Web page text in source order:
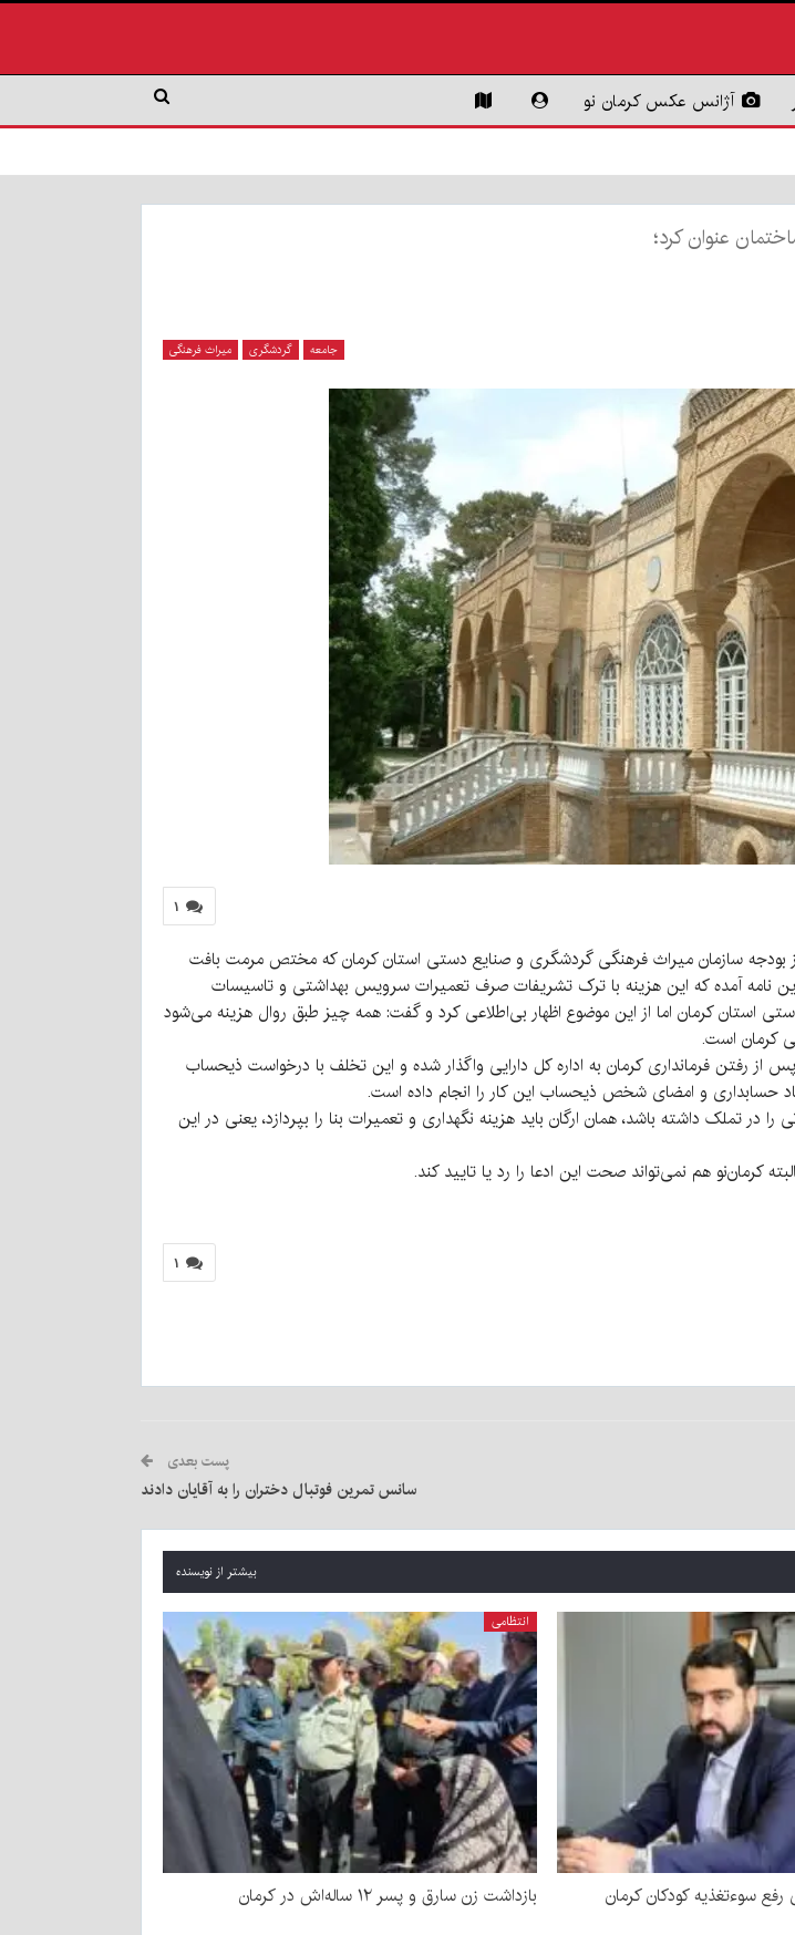
آژانس عکس کرمان نو
عنوان کرد؛
جامعه گردشگری میراث فرهنگی
۱
مخاطبان کرمان‌نو برای ما ارسال کرده؛ ۶۰ میلیارد تومان از بودجه سازمان میراث فرهنگی گردشگری و صنایع دستی استان کرمان که مختص مرمت بافت
نامه آمده که این هزینه با ترک تشریفات صرف تعمیرات سرویس بهداشتی و تاسیسات
کرمان اما از این موضوع اظهار بی‌اطلاعی کرد و گفت: همه چیز طبق روال هزینه می‌شود
کرمان است.
رفتن فرمانداری کرمان به اداره کل دارایی واگذار شده و این تخلف با درخواست ذیحساب
حسابداری و امضای شخص ذیحساب این کار را انجام داده است.
تملک داشته باشد، همان ارگان باید هزینه نگهداری و تعمیرات بنا را بپردازد، یعنی در این
کرمان‌نو هم نمی‌تواند صحت این ادعا را رد یا تایید کند.
۱
پست بعدی
سانس تمرین فوتبال دختران را به آقایان دادند
بیشتر از نویسنده
سوءتغذیه کودکان کرمان
انتظامی
بازداشت زن سارق و پسر ۱۲ ساله‌اش در کرمان